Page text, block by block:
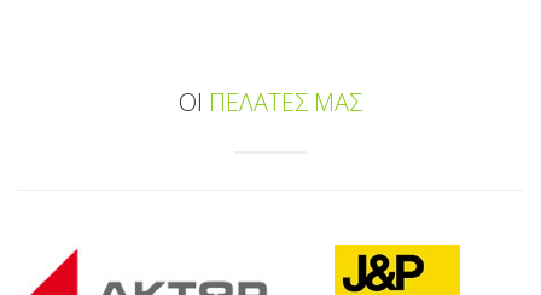
ΟΙ ΠΕΛΑΤΕΣ ΜΑΣ